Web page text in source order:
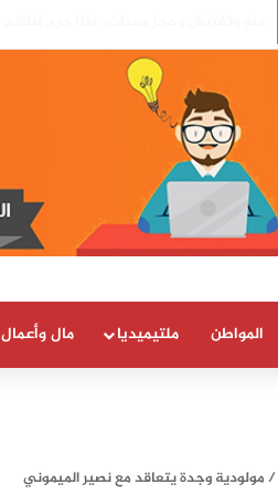
المواطن ملتيميديا مال وأعمال
/مولودية وجدة يتعاقد مع نصير الميموني